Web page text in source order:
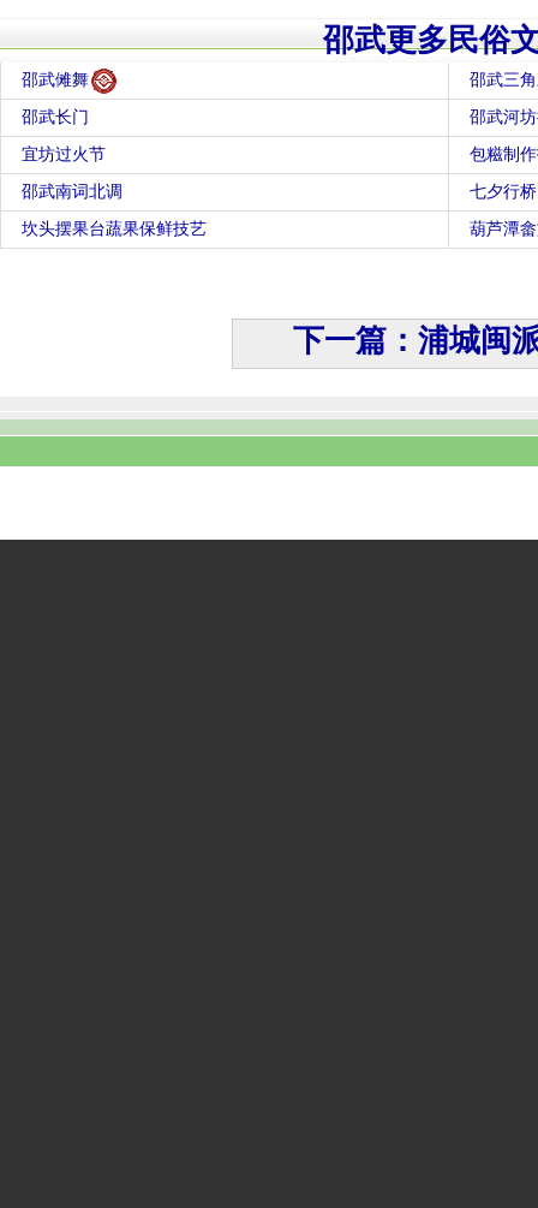
邵武更多民俗
邵武傩舞 邵武三
邵武长门 邵武河
宜坊过火节 包糍制
邵武南词北调 七夕行
坎头摆果台蔬果保鲜技艺 葫芦潭
下一篇：浦城闽